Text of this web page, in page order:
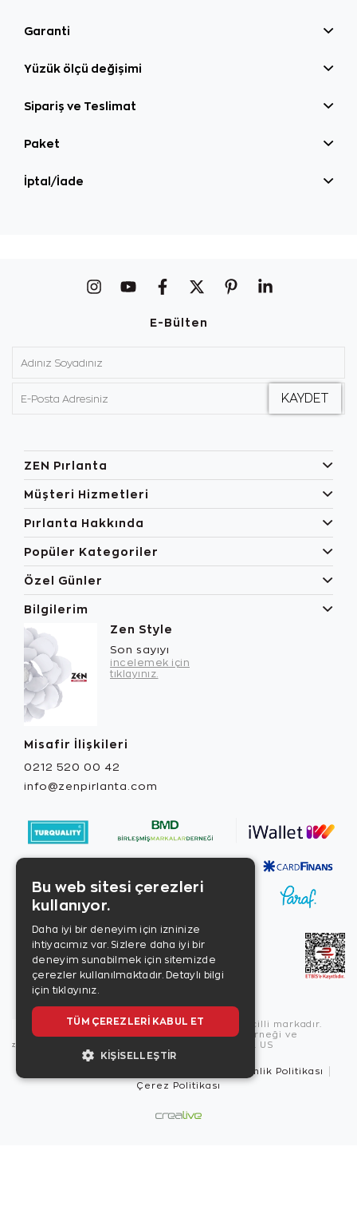
Garanti
Yüzük ölçü değişimi
Sipariş ve Teslimat
Paket
İptal/İade
E-Bülten
ZEN Pırlanta
Müşteri Hizmetleri
Pırlanta Hakkında
Popüler Kategoriler
Özel Günler
Bilgilerim
Zen Style
Son sayıyı
incelemek için
tıklayınız.
Misafir İlişkileri
0212 520 00 42
info@zenpirlanta.com
Copyright © 2026, Zen Diamond tescilli markadır.
Zen Diamond Birleşmiş Markalar Derneği ve
Turquality Destek Programı üyesidir. US
Güvenlik Politikası
Çerez Politikası
Bu web sitesi çerezleri
kullanıyor.
Daha iyi bir deneyim için izninize
ihtiyacımız var. Sizlere daha iyi bir
deneyim sunabilmek için sitemizde
çerezler kullanılmaktadır. Detaylı bilgi
için tıklayınız.
TÜM ÇEREZLERI KABUL ET
KIŞISELLEŞTIR